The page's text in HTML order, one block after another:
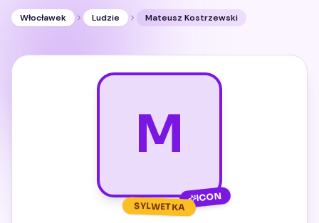
Włocławek Ludzie Mateusz Kostrzewski
M
ICON
SYLWETKA